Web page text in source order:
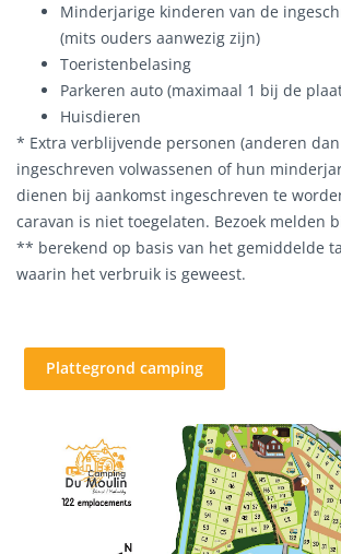
Minderjarige kinderen van de
(mits ouders aanwezig zijn)
Toeristenbelasing
Parkeren auto (maximaal 1 bij de
Huisdieren
* Extra verblijvende personen (anderen
ingeschreven volwassenen of hun
dienen bij aankomst ingeschreven te
caravan is niet toegelaten. Bezoek melden
** berekend op basis van het gemiddelde
waarin het verbruik is geweest.
Plattegrond camping